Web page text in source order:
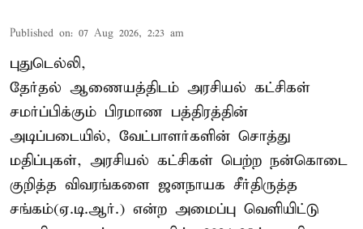
Published on: 07 Aug 2026, 2:23 am
புதுடெல்லி,
தேர்தல் ஆணையத்திடம் அரசியல் கட்சிகள்
சமர்ப்பிக்கும் பிரமாண பத்திரத்தின்
அடிப்படையில், வேட்பாளர்களின் சொத்து
மதிப்புகள், அரசியல் கட்சிகள் பெற்ற நன்கொடை
குறித்த விவரங்களை ஜனநாயக சீர்திருத்த
சங்கம்(ஏ.டி.ஆர்.) என்ற அமைப்பு வெளியிட்டு